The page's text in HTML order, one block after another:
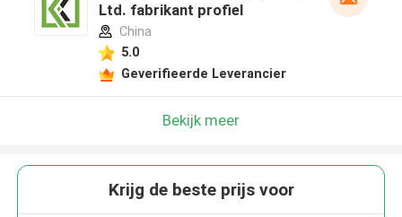
Ltd. fabrikant profiel
China
5.0
Geverifieerde Leverancier
Bekijk meer
Krijg de beste prijs voor